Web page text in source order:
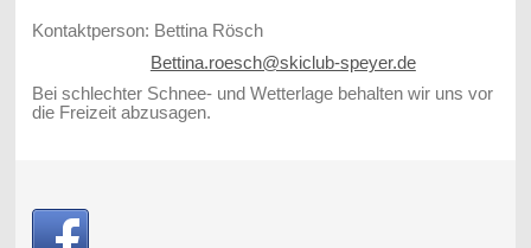
Kontaktperson: Bettina Rösch
Bettina.roesch@skiclub-speyer.de
Bei schlechter Schnee- und Wetterlage behalten wir uns vor
die Freizeit abzusagen.